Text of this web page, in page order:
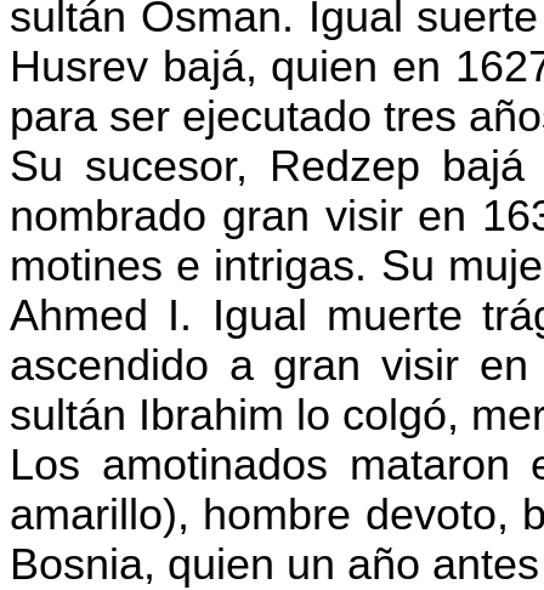
sultán Osman. Igual
Husrev bajá, quien en
para ser ejecutado tres
Su sucesor, Redzep bajá
nombrado gran visir en
motines e intrigas. Su
Ahmed I. Igual muerte
ascendido a gran visir
sultán Ibrahim lo colgó,
Los amotinados
amarillo), hombre devoto,
Bosnia, quien un año